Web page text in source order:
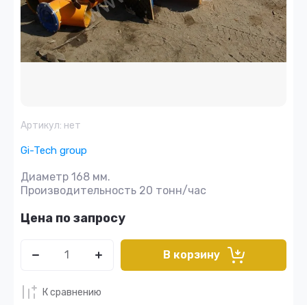
Артикул: нет
Gi-Tech group
Диаметр 168 мм.
Производительность 20 тонн/час
Цена по запросу
В корзину
К сравнению